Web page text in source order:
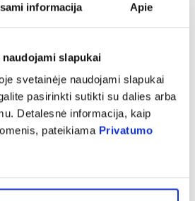
informacija Apie
slapukai
svetainėje naudojami slapukai
pasirinkti sutikti su dalies arba
Detalesnė informacija, kaip
pateikiama Privatumo
simptomų: galvos
ir inkstų funkcijos
gali prasidėti traukuliai.
Diclac, nedelsdami
Diclac
vieną kartą, kitą kartą